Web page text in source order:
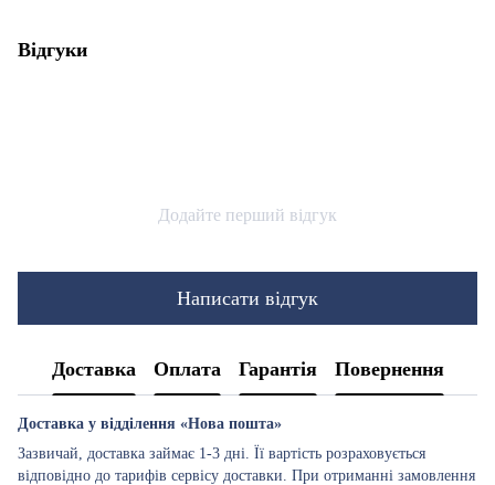
Відгуки
Додайте перший відгук
Написати відгук
Доставка Оплата Гарантія Повернення
Доставка у відділення «Нова пошта»
Зазвичай, доставка займає 1-3 дні. Її вартість розраховується
відповідно до тарифів сервісу доставки. При отриманні замовлення